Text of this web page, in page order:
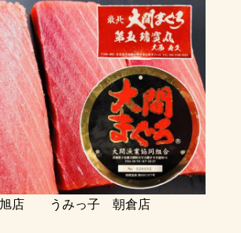
店 うみっ子 朝倉店